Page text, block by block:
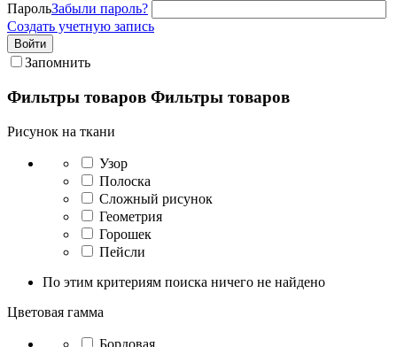
ПарольЗабыли пароль?
Создать учетную запись
Войти
Запомнить
Фильтры товаров Фильтры товаров
Рисунок на ткани
Узор
Полоска
Сложный рисунок
Геометрия
Горошек
Пейсли
По этим критериям поиска ничего не найдено
Цветовая гамма
Бордовая